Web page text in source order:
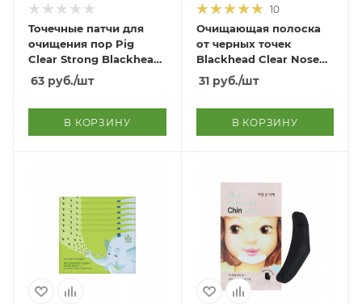
Точечные патчи для
очищения пор Pig
Clear Strong Blackhead
Spot Pore Strip
63 руб./шт
В КОРЗИНУ
10
Очищающая полоска
от черных точек
Blackhead Clear Nose
Pack
31руб./шт
В КОРЗИНУ